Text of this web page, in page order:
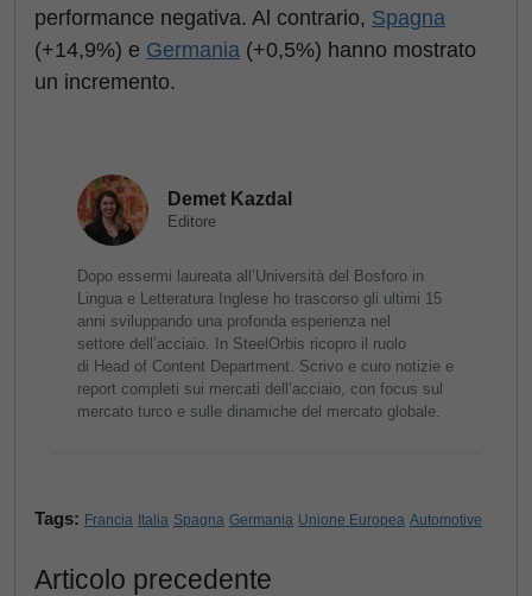
performance negativa. Al contrario, Spagna
(+14,9%) e Germania (+0,5%) hanno mostrato
un incremento.
Demet Kazdal
Editore
Dopo essermi laureata all’Università del Bosforo in
Lingua e Letteratura Inglese ho trascorso gli ultimi 15
anni sviluppando una profonda esperienza nel
settore dell’acciaio. In SteelOrbis ricopro il ruolo
di Head of Content Department. Scrivo e curo notizie e
report completi sui mercati dell’acciaio, con focus sul
mercato turco e sulle dinamiche del mercato globale.
Tags: Francia Italia Spagna Germania Unione Europea Automotive
Articolo precedente